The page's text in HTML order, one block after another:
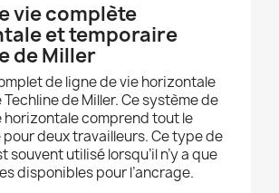
vie complète
et temporaire
de Miller
de ligne de vie horizontale
de Miller. Ce système de
horizontale comprend tout le
deux travailleurs. Ce type de
souvent utilisé lorsqu’il n’y a que
disponibles pour l’ancrage.